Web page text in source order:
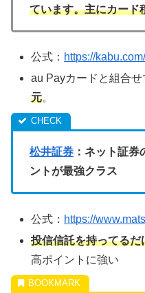
ています。主にカード
公式： https://
au Payカードと組合
元。
松井証券 ：ネット証
ントが最強クラス
公式： https://
投信信託を持ってる
高ポイントに強い